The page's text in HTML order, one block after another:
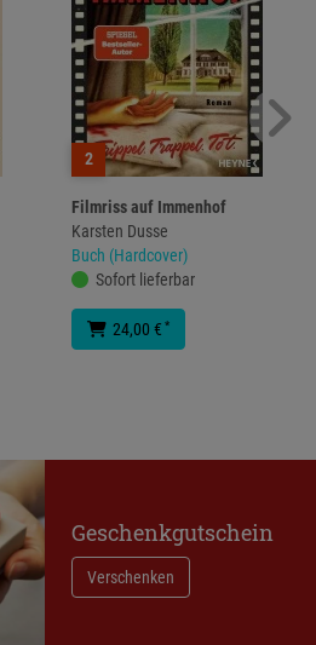
2
Filmriss auf Immenhof
Karsten Dusse
Buch (Hardcover)
Sofort lieferbar
24,00 € *
Geschenkgutschein
Verschenken